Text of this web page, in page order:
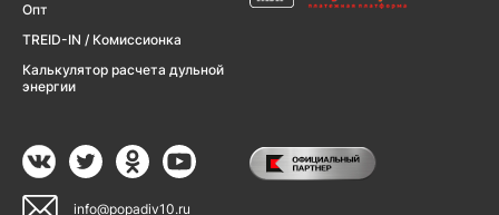
Опт
TREID-IN / Комиссионка
Калькулятор расчета дульной
энергии
info@popadiv10.ru